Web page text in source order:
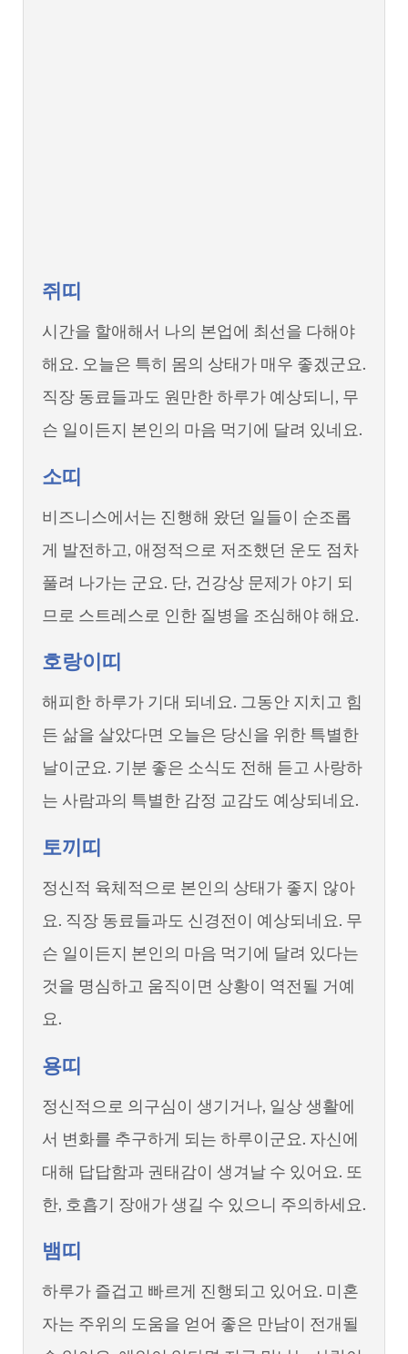
쥐띠
시간을 할애해서 나의 본업에 최선을 다해야
해요. 오늘은 특히 몸의 상태가 매우 좋겠군요.
직장 동료들과도 원만한 하루가 예상되니, 무
슨 일이든지 본인의 마음 먹기에 달려 있네요.
소띠
비즈니스에서는 진행해 왔던 일들이 순조롭
게 발전하고, 애정적으로 저조했던 운도 점차
풀려 나가는 군요. 단, 건강상 문제가 야기 되
므로 스트레스로 인한 질병을 조심해야 해요.
호랑이띠
해피한 하루가 기대 되네요. 그동안 지치고 힘
든 삶을 살았다면 오늘은 당신을 위한 특별한
날이군요. 기분 좋은 소식도 전해 듣고 사랑하
는 사람과의 특별한 감정 교감도 예상되네요.
토끼띠
정신적 육체적으로 본인의 상태가 좋지 않아
요. 직장 동료들과도 신경전이 예상되네요. 무
슨 일이든지 본인의 마음 먹기에 달려 있다는
것을 명심하고 움직이면 상황이 역전될 거예
요.
용띠
정신적으로 의구심이 생기거나, 일상 생활에
서 변화를 추구하게 되는 하루이군요. 자신에
대해 답답함과 권태감이 생겨날 수 있어요. 또
한, 호흡기 장애가 생길 수 있으니 주의하세요.
뱀띠
하루가 즐겁고 빠르게 진행되고 있어요. 미혼
자는 주위의 도움을 얻어 좋은 만남이 전개될